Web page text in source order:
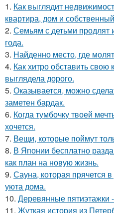
1. Как выглядит
квартира, дом и
2. Семьям с детьми продлят
года.
3. Найденно место, где
4. Как хитро обставить свою
выглядела дорого.
5. Оказывается, можно
заметен бардак.
6. Когда тумбочку твоей
хочется.
7. Вещи, которые поймут
8. В Японии бесплатно
как план на новую жизнь.
9. Сауна, которая прячется
уюта дома.
10. Деревянные пятиэтажки
11. Жуткая история из